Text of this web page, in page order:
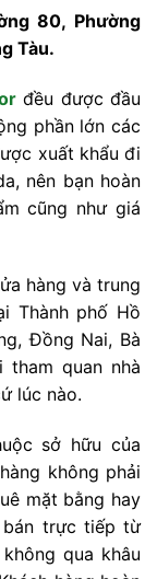
80, Phường
Tàu.
đều được đầu
phần lớn các
xuất khẩu đi
nên bạn hoàn
cũng như giá
hàng và trung
Thành phố Hồ
Đồng Nai, Bà
tham quan nhà
lúc nào.
sở hữu của
không phải
mặt bằng hay
bán trực tiếp từ
qua khâu